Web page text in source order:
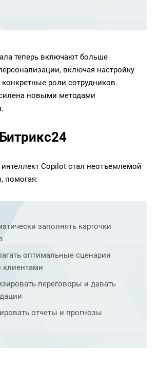
теперь включают больше
включая настройку
роли сотрудников.
новыми методами
Copilot стал неотъемлемой
помогая:
заполнять карточки
оптимальные сценарии
клиентами
переговоры и давать
отчеты и прогнозы